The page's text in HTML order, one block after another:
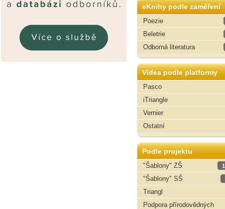
eKnihy podle zaměření
Poezie
Beletrie
Odborná literatura
Videa podle platformy
Pasco
iTriangle
Vernier
Ostatní
Podle projektu
"Šablony" ZŠ
"Šablony" SŠ
Triangl
Podpora přírodovědných